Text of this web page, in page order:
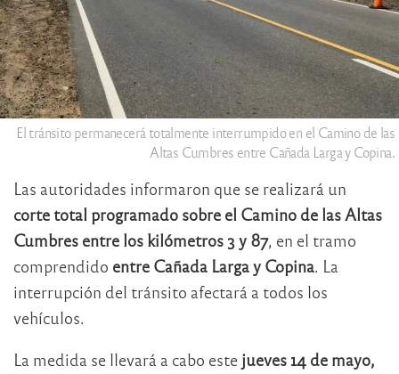
El tránsito permanecerá totalmente interrumpido en el Camino de las
Altas Cumbres entre Cañada Larga y Copina.
Las autoridades informaron que se realizará un
corte total programado sobre el Camino de las Altas
Cumbres entre los kilómetros 3 y 87, en el tramo
comprendido entre Cañada Larga y Copina. La
interrupción del tránsito afectará a todos los
vehículos.
La medida se llevará a cabo este jueves 14 de mayo,